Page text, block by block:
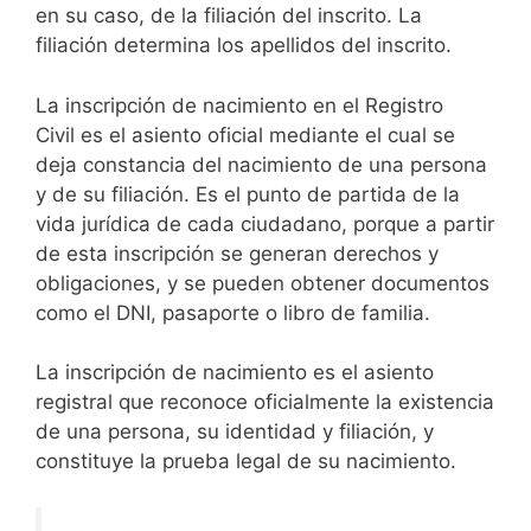
en su caso, de la filiación del inscrito. La
filiación determina los apellidos del inscrito.
La inscripción de nacimiento en el Registro
Civil es el asiento oficial mediante el cual se
deja constancia del nacimiento de una persona
y de su filiación. Es el punto de partida de la
vida jurídica de cada ciudadano, porque a partir
de esta inscripción se generan derechos y
obligaciones, y se pueden obtener documentos
como el DNI, pasaporte o libro de familia.
La inscripción de nacimiento es el asiento
registral que reconoce oficialmente la existencia
de una persona, su identidad y filiación, y
constituye la prueba legal de su nacimiento.